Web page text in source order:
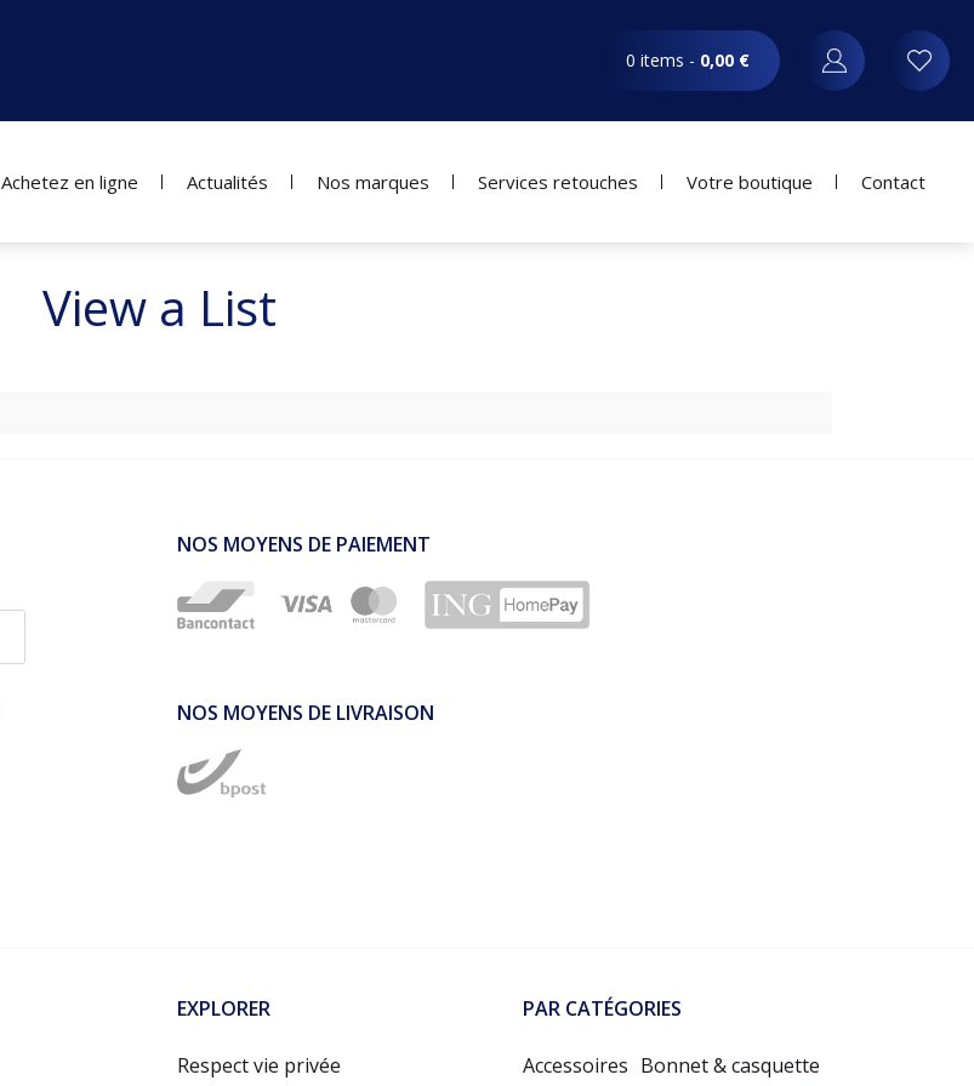
0 items - 0,00 €
Achetez en ligne Actualités Nos marques Services retouches Votre boutique Contact
View a List
NOS MOYENS DE PAIEMENT
NOS MOYENS DE LIVRAISON
EXPLORER
Respect vie privée
PAR CATÉGORIES
Accessoires Bonnet & casquette